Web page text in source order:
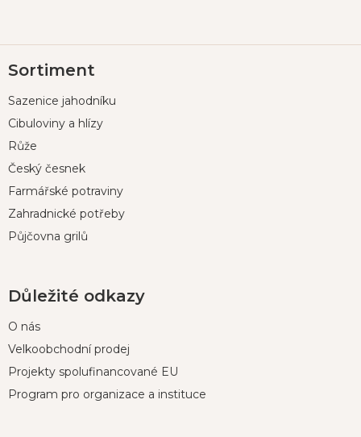
á
a
Sortiment
Sazenice jahodníku
Cibuloviny a hlízy
Růže
Český česnek
Farmářské potraviny
Zahradnické potřeby
Půjčovna grilů
Důležité odkazy
O nás
Velkoobchodní prodej
Projekty spolufinancované EU
Program pro organizace a instituce